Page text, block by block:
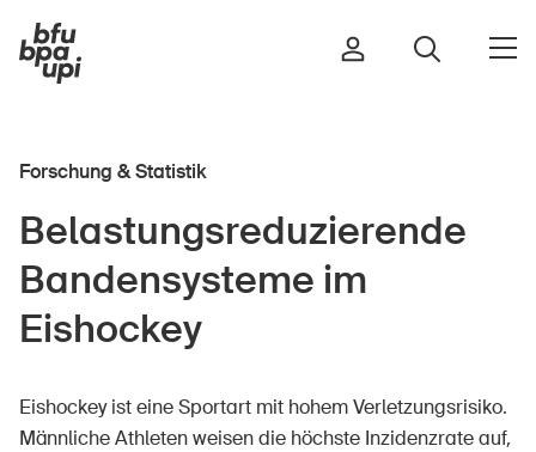
Sport & Bewegung
Zuhause & Garten
Gebäude & Anlagen
In der Kindheit
Forschung & Statistik
Belastungsreduzierende
Bandensysteme im
Eishockey
Eishockey ist eine Sportart mit hohem Verletzungsrisiko.
Männliche Athleten weisen die höchste Inzidenzrate auf,